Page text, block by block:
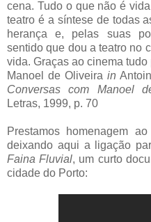
cena. Tudo o que não é
teatro é a síntese de todas
herança e, pelas suas
sentido que dou a teatro no
vida. Graças ao cinema
Manoel de Oliveira in
Conversas com Manoel
Letras, 1999, p. 70
Prestamos homenagem
deixando aqui a ligação
Faina Fluvial, um curto
cidade do Porto: